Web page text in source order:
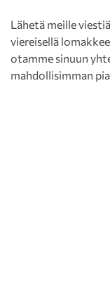
Lähetä meille viestiä
viereisellä
otamme sinuun
mahdollisimman